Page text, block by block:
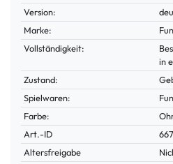
Merkmal
Version:
Marke:
Vollständigkeit:
in
Zustand:
Spielwaren:
Farbe:
Technisches
Merkmal
Wert
Art.-ID
Altersfreigabe